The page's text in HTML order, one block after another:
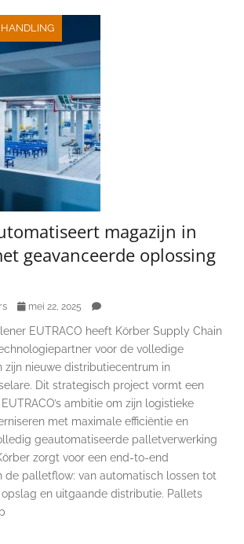
magazijn in
geavanceerde oplossing
mei 22, 2025
EUTRACO heeft Körber Supply Chain
voor de volledige
zijn nieuwe distributiecentrum in
Dit strategisch project vormt een
ambitie om zijn logistieke
met maximale efficiëntie en
geautomatiseerde palletverwerking
zorgt voor een end-to-end
de palletflow: van automatisch lossen tot
en uitgaande distributie. Pallets